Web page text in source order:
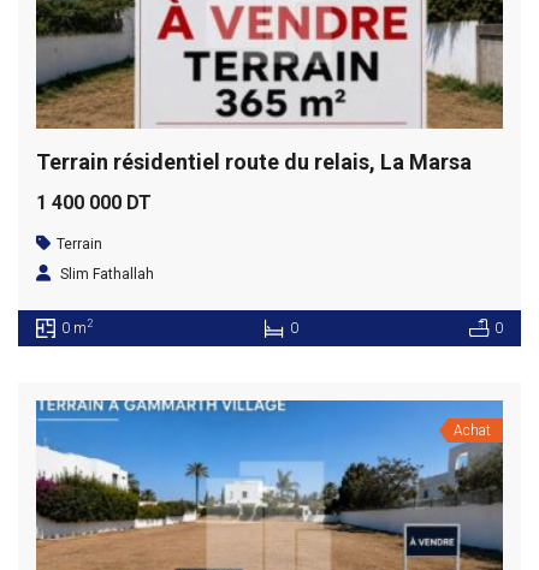
Terrain résidentiel route du relais, La Marsa
1 400 000 DT
Terrain
Slim Fathallah
0 m2 0 0
Achat